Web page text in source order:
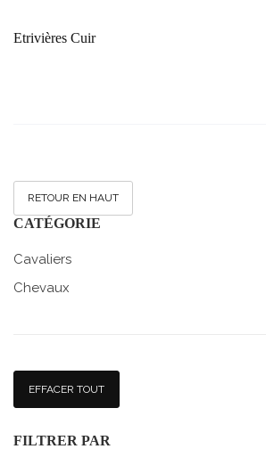
CATÉGORIE
Cavaliers
Chevaux
EFFACER TOUT
FILTRER PAR
Etrivières Cuir
RETOUR EN HAUT